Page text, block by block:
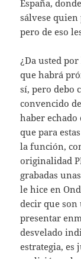
España,
sálvese quien
pero de eso
¿Da usted
que habrá
sí, pero debo
convencido
haber
que para
la función,
originalidad
grabadas
le hice en
decir que son
presentar
desvelado
estrategia, es